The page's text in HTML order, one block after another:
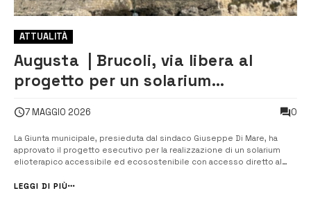
ATTUALITÀ
Augusta | Brucoli, via libera al
progetto per un solarium
mare
7 MAGGIO 2026 0
La Giunta municipale, presieduta dal sindaco Giuseppe Di Mare, ha
approvato il progetto esecutivo per la realizzazione di un solarium
elioterapico accessibile ed ecosostenibile con accesso diretto al
L’intervento rientra nell’ambito del Pr Fesr 2021-2027 – Siru, azione
LEGGI DI PIÙ